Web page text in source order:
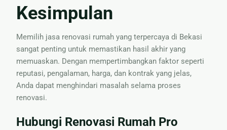
Kesimpulan
Memilih jasa renovasi rumah yang terpercaya di Bekasi
sangat penting untuk memastikan hasil akhir yang
memuaskan. Dengan mempertimbangkan faktor seperti
reputasi, pengalaman, harga, dan kontrak yang jelas,
Anda dapat menghindari masalah selama proses
renovasi.
Hubungi Renovasi Rumah Pro